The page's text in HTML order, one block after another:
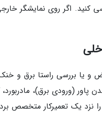
کنید. اگر روی نمایشگر
و یا بررسی راستا برق و
(ورودی برق)،
نزد یک تعمیرکار متخصص